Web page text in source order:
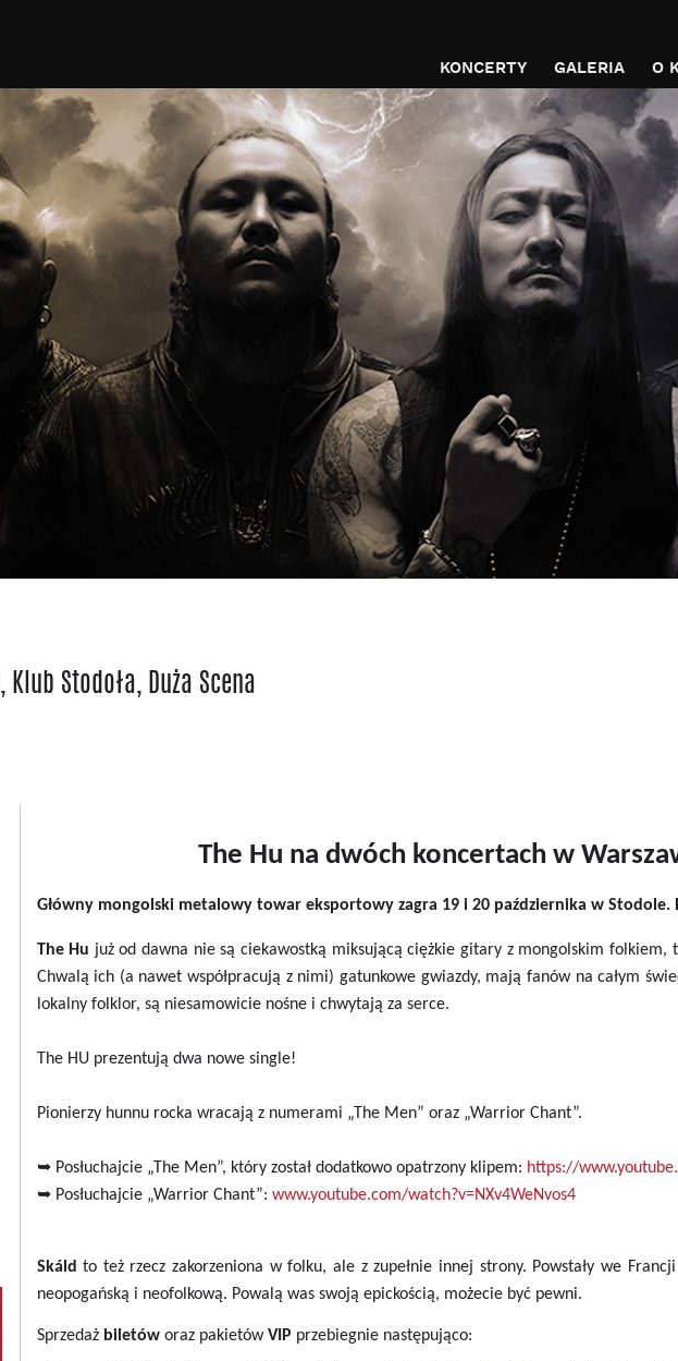
KONCERTY
GALERIA O
, Klub Stodoła, Duża Scena
The Hu na dwóch koncertach w
Główny mongolski metalowy towar eksportowy zagra 19 i 20 października w Stodole.
The Hu już od dawna nie są ciekawostką miksującą ciężkie gitary z mongolskim folkiem,
Chwalą ich (a nawet współpracują z nimi) gatunkowe gwiazdy, mają fanów na całym
lokalny folklor, są niesamowicie nośne i chwytają za serce.
The HUprezentują dwa nowe single!
Pionierzy hunnu rocka wracają z numerami „The Men” oraz „Warrior Chant”.
➥ Posłuchajcie „The Men”, który został dodatkowo opatrzony klipem: https://
➥ Posłuchajcie „Warrior Chant”: www.youtube.com/watch?v=NXv4WeNvos4
Skáldto też rzecz zakorzeniona w folku, ale z zupełnie innej strony. Powstały we
neopogańską i neofolkową. Powalą was swoją epickością, możecie być pewni.
Sprzedaż biletów oraz pakietówVIP przebiegnie następująco: